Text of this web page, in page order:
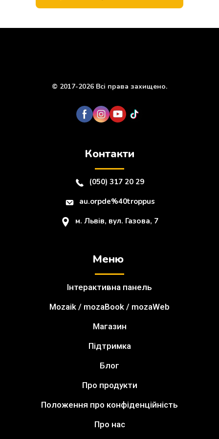
© 2017-2026 Всі права захищено.
Контакти
(050) 317 20 29
au.orpde%40troppus
м. Львів, вул. Газова, 7
Меню
Інтерактивна панель
Mozaik / mozaBook / mozaWeb
Магазин
Підтримка
Блог
Про продукти
Положення про конфіденційність
Про нас